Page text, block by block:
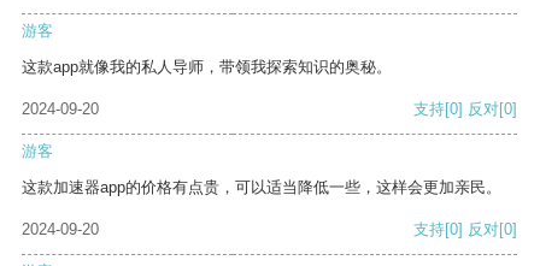
游客
这款app就像我的私人导师，带领我探索知识的奥秘。
2024-09-20 支持[0] 反对[0]
游客
这款加速器app的价格有点贵，可以适当降低一些，这样会更加亲民。
2024-09-20 支持[0] 反对[0]